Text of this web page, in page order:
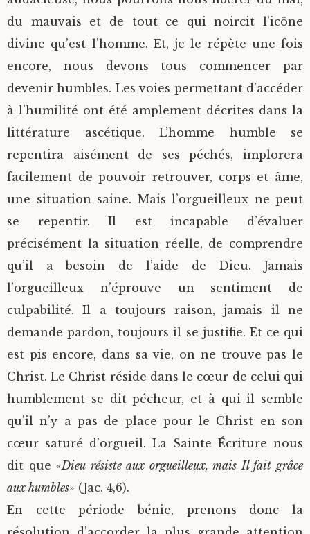
du mauvais et de tout ce qui noircit l’icône
divine qu’est l’homme. Et, je le répète une fois
encore, nous devons tous commencer par
devenir humbles. Les voies permettant d’accéder
à l’humilité ont été amplement décrites dans la
littérature ascétique. L’homme humble se
repentira aisément de ses péchés, implorera
facilement de pouvoir retrouver, corps et âme,
une situation saine. Mais l’orgueilleux ne peut
se repentir. Il est incapable d’évaluer
précisément la situation réelle, de comprendre
qu’il a besoin de l’aide de Dieu. Jamais
l’orgueilleux n’éprouve un sentiment de
culpabilité. Il a toujours raison, jamais il ne
demande pardon, toujours il se justifie. Et ce qui
est pis encore, dans sa vie, on ne trouve pas le
Christ. Le Christ réside dans le cœur de celui qui
humblement se dit pécheur, et à qui il semble
qu’il n’y a pas de place pour le Christ en son
cœur saturé d’orgueil. La Sainte Écriture nous
dit que«Dieu résiste aux orgueilleux, mais Il fait grâce
aux humbles» (Jac. 4,6).
En cette période bénie, prenons donc la